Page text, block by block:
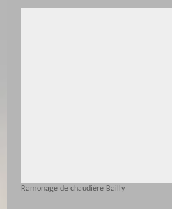
Ramonage de chaudière Bailly